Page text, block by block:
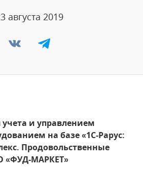
августа 2019
и управлением
на базе «1С-Рарус:
Продовольственные
«ФУД-МАРКЕТ»